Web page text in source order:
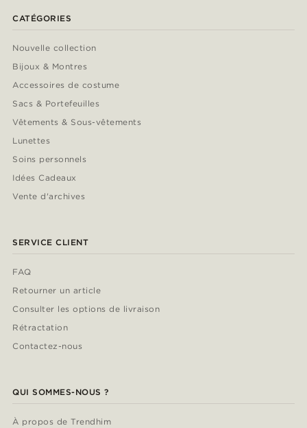
CATÉGORIES
Nouvelle collection
Bijoux & Montres
Accessoires de costume
Sacs & Portefeuilles
Vêtements & Sous-vêtements
Lunettes
Soins personnels
Idées Cadeaux
Vente d'archives
SERVICE CLIENT
FAQ
Retourner un article
Consulter les options de livraison
Rétractation
Contactez-nous
QUI SOMMES-NOUS ?
À propos de Trendhim